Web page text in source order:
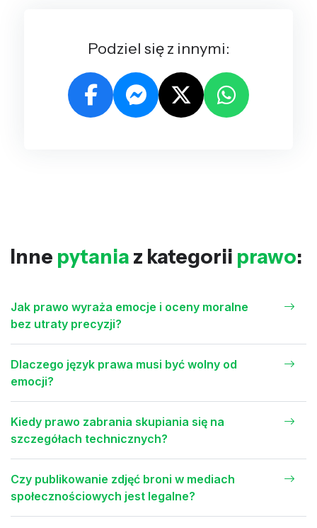
Podziel się z innymi:
Inne pytania z kategorii prawo:
Jak prawo wyraża emocje i oceny moralne
bez utraty precyzji?
Dlaczego język prawa musi być wolny od
emocji?
Kiedy prawo zabrania skupiania się na
szczegółach technicznych?
Czy publikowanie zdjęć broni w mediach
społecznościowych jest legalne?